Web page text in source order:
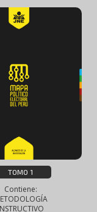
TOMO 1
Contiene: